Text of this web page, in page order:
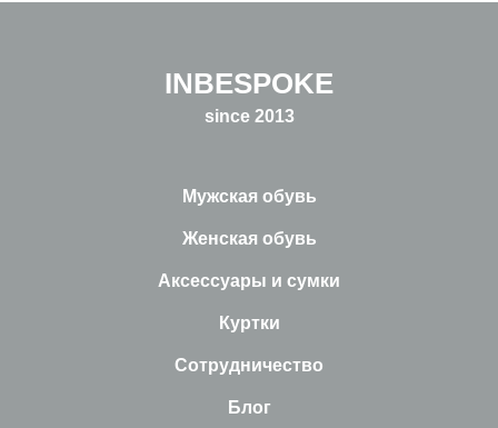
INBESPOKE
since 2013
Мужская обувь
Женская обувь
Аксессуары и сумки
Куртки
Сотрудничество
Блог